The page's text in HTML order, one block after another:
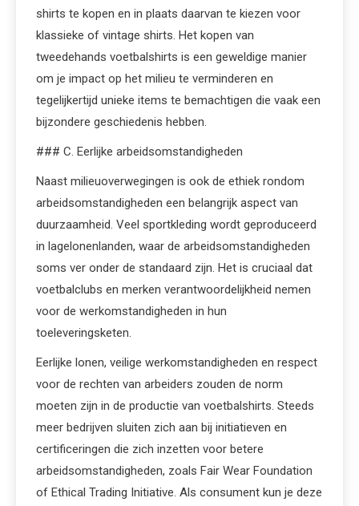
shirts te kopen en in plaats daarvan te kiezen voor
klassieke of vintage shirts. Het kopen van
tweedehands voetbalshirts is een geweldige manier
om je impact op het milieu te verminderen en
tegelijkertijd unieke items te bemachtigen die vaak een
bijzondere geschiedenis hebben.
### C. Eerlijke arbeidsomstandigheden
Naast milieuoverwegingen is ook de ethiek rondom
arbeidsomstandigheden een belangrijk aspect van
duurzaamheid. Veel sportkleding wordt geproduceerd
in lagelonenlanden, waar de arbeidsomstandigheden
soms ver onder de standaard zijn. Het is cruciaal dat
voetbalclubs en merken verantwoordelijkheid nemen
voor de werkomstandigheden in hun
toeleveringsketen.
Eerlijke lonen, veilige werkomstandigheden en respect
voor de rechten van arbeiders zouden de norm
moeten zijn in de productie van voetbalshirts. Steeds
meer bedrijven sluiten zich aan bij initiatieven en
certificeringen die zich inzetten voor betere
arbeidsomstandigheden, zoals Fair Wear Foundation
of Ethical Trading Initiative. Als consument kun je deze